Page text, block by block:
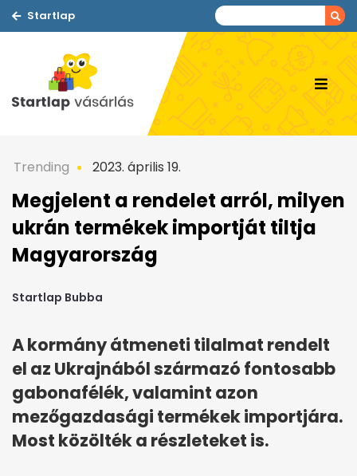
Startlap
Trending 2023. április 19.
Megjelent a rendelet arról, milyen
ukrán termékek importját tiltja
Magyarország
Startlap Bubba
A kormány átmeneti tilalmat rendelt
el az Ukrajnából származó fontosabb
gabonafélék, valamint azon
mezőgazdasági termékek importjára.
Most közölték a részleteket is.